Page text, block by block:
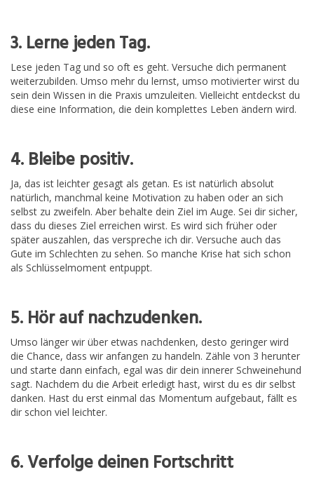
3. Lerne jeden Tag.
Lese jeden Tag und so oft es geht. Versuche dich permanent
weiterzubilden. Umso mehr du lernst, umso motivierter wirst du
sein dein Wissen in die Praxis umzuleiten. Vielleicht entdeckst du
diese eine Information, die dein komplettes Leben ändern wird.
4. Bleibe positiv.
Ja, das ist leichter gesagt als getan. Es ist natürlich absolut
natürlich, manchmal keine Motivation zu haben oder an sich
selbst zu zweifeln. Aber behalte dein Ziel im Auge. Sei dir sicher,
dass du dieses Ziel erreichen wirst. Es wird sich früher oder
später auszahlen, das verspreche ich dir. Versuche auch das
Gute im Schlechten zu sehen. So manche Krise hat sich schon
als Schlüsselmoment entpuppt.
5. Hör auf nachzudenken.
Umso länger wir über etwas nachdenken, desto geringer wird
die Chance, dass wir anfangen zu handeln. Zähle von 3 herunter
und starte dann einfach, egal was dir dein innerer Schweinehund
sagt. Nachdem du die Arbeit erledigt hast, wirst du es dir selbst
danken. Hast du erst einmal das Momentum aufgebaut, fällt es
dir schon viel leichter.
6. Verfolge deinen Fortschritt